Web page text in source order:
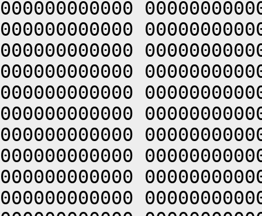
000000000000
000000000000
000000000000
000000000000
000000000000
000000000000
000000000000
000000000000
000000000000
000000000000